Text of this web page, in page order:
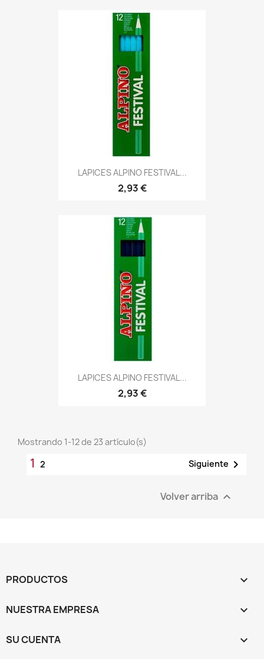
LAPICES ALPINO FESTIVAL...
2,93 €
LAPICES ALPINO FESTIVAL...
2,93 €
Mostrando 1-12 de 23 artículo(s)
1 2 Siguiente 
Volver arriba 
PRODUCTOS 
NUESTRA EMPRESA 
SU CUENTA 